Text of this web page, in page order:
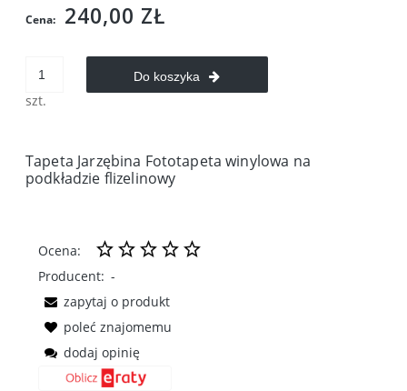
Cena: 240,00 ZŁ
szt.
Do koszyka
Tapeta Jarzębina Fototapeta winylowa na
podkładzie flizelinowy
Ocena:
Producent: -
zapytaj o produkt
poleć znajomemu
dodaj opinię